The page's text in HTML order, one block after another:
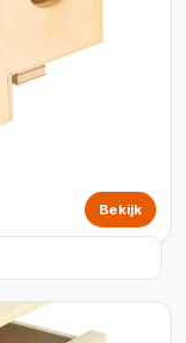
Bekijk